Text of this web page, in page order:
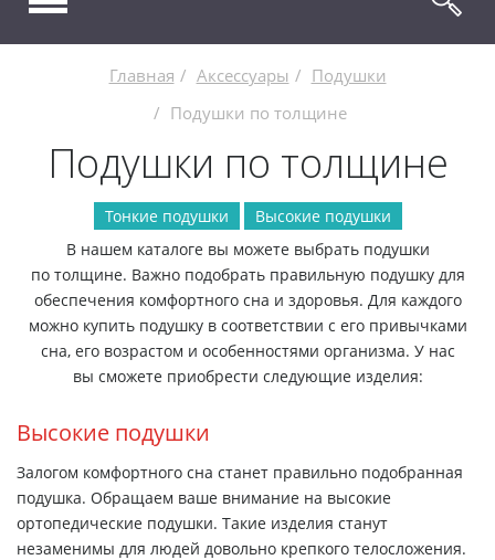
Главная Аксессуары
Подушки
Подушки по толщине
Подушки по толщине
Тонкие подушки
Высокие подушки
В нашем каталоге вы можете выбрать подушки
по толщине. Важно подобрать правильную подушку для
обеспечения комфортного сна и здоровья. Для каждого
можно купить подушку в соответствии с его привычками
сна, его возрастом и особенностями организма. У нас
вы сможете приобрести следующие изделия:
Высокие подушки
Залогом комфортного сна станет правильно подобранная
подушка. Обращаем ваше внимание на высокие
ортопедические подушки. Такие изделия станут
незаменимы для людей довольно крепкого телосложения.